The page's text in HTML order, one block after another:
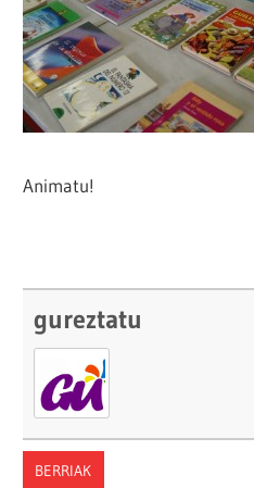
Animatu!
gureztatu
BERRIAK